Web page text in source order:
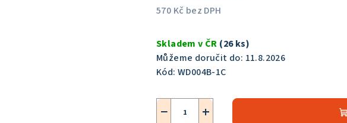
570 Kč bez DPH
cena:
Skladem v ČR (26 ks)
Můžeme doručit do: 11.8.2026
Kód: WD004B-1C
+
−